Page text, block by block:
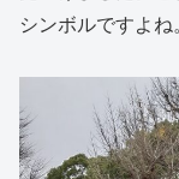
シンボルですよね